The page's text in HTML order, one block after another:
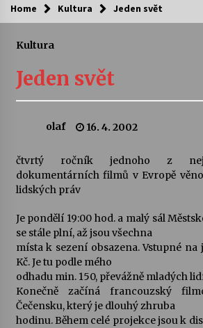
Kam za kulturou?
Sukuba Ensemble
4. 8. 2026
Vernisáž výstavy Josefíny
kapkou
Pozvánka na integrační
šedesátka: 28. 7.–1. 8. 2026
28. 7. 2026
Letní koncerty ve
Jenakaši
Home Kultura Jeden svět
Kultura
Jeden svět
olaf 16. 4. 2002
čtvrtý ročník jednoho z
dokumentárních filmů v Evropě
lidských práv
Je pondělí 19:00 hod. a malý sál
se stále plní, až jsou všechna
místa k sezení obsazena. Vstupné
Kč. Je tu podle mého
odhadu min. 150, převážně mladých
Konečně začíná francouzský
Čečensku, který je dlouhý zhruba
hodinu. Během celé projekce jsou k